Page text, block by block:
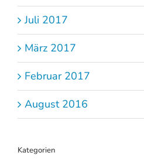
Juli 2017
März 2017
Februar 2017
August 2016
Kategorien